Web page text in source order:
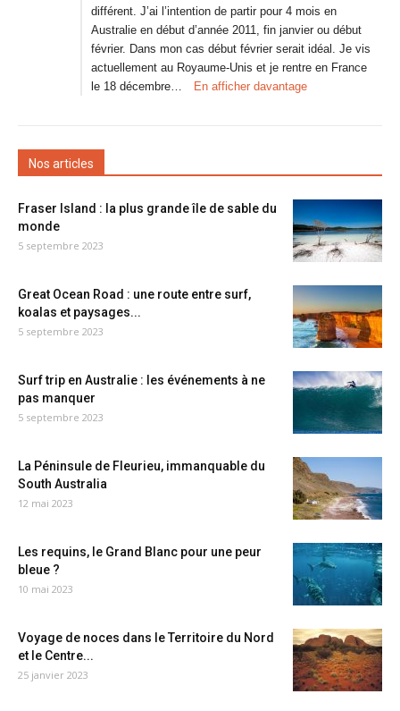
différent. J’ai l’intention de partir pour 4 mois en
Australie en début d’année 2011, fin janvier ou début
février. Dans mon cas début février serait idéal. Je vis
actuellement au Royaume-Unis et je rentre en France
le 18 décembre…
En afficher davantage
Nos articles
Fraser Island : la plus grande île de sable du
monde
5 septembre 2023
Great Ocean Road : une route entre surf,
koalas et paysages...
5 septembre 2023
Surf trip en Australie : les événements à ne
pas manquer
5 septembre 2023
La Péninsule de Fleurieu, immanquable du
South Australia
12 mai 2023
Les requins, le Grand Blanc pour une peur
bleue ?
10 mai 2023
Voyage de noces dans le Territoire du Nord
et le Centre...
25 janvier 2023